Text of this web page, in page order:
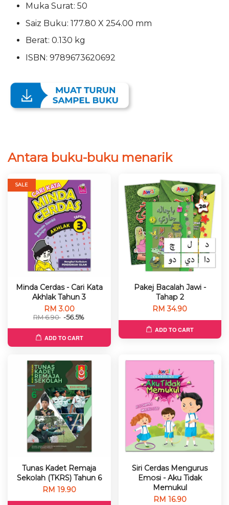
Muka Surat: 50
Saiz Buku: 177.80 X 254.00 mm
Berat: 0.130 kg
ISBN: 9789673620692
Antara buku-buku menarik
SALE
Minda Cerdas - Cari Kata
Akhlak Tahun 3
RM 3.00
RM 6.90 -56.5%
ADD TO CART
Pakej Bacalah Jawi -
Tahap 2
RM 34.90
ADD TO CART
Tunas Kadet Remaja
Sekolah (TKRS) Tahun 6
RM 19.90
Siri Cerdas Mengurus
Emosi - Aku Tidak
Memukul
RM 16.90